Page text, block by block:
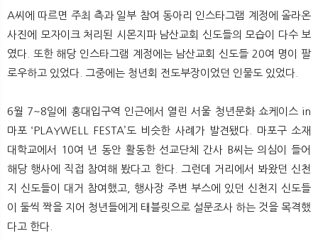
A씨에 따르면 주최 측과 일부 참여 동아리 인스타그램 계정에 올라온
사진에 모자이크 처리된 시몬지파 남산교회 신도들의 모습이 다수 보
였다. 또한 해당 인스타그램 계정에는 남산교회 신도들 20여 명이 팔
로우하고 있었다. 그중에는 청년회 전도부장이었던 인물도 있었다.
6월 7~8일에 홍대입구역 인근에서 열린 서울 청년문화 쇼케이스 in
마포 ‘PLAYWELL FESTA’도 비슷한 사례가 발견됐다. 마포구 소재
대학교에서 10여 년 동안 활동한 선교단체 간사 B씨는 의심이 들어
해당 행사에 직접 참여해 봤다고 한다. 그런데 거리에서 봐왔던 신천
지 신도들이 대거 참여했고, 행사장 주변 부스에 있던 신천지 신도들
이 둘씩 짝을 지어 청년들에게 태블릿으로 설문조사 하는 것을 목격했
다고 한다.